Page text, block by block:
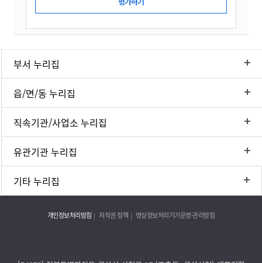
부서 누리집
읍/면/동 누리집
직속기관/사업소 누리집
유관기관 누리집
기타 누리집
개인정보처리방침 저작권 정책 영상정보처리기기운영·관리방침